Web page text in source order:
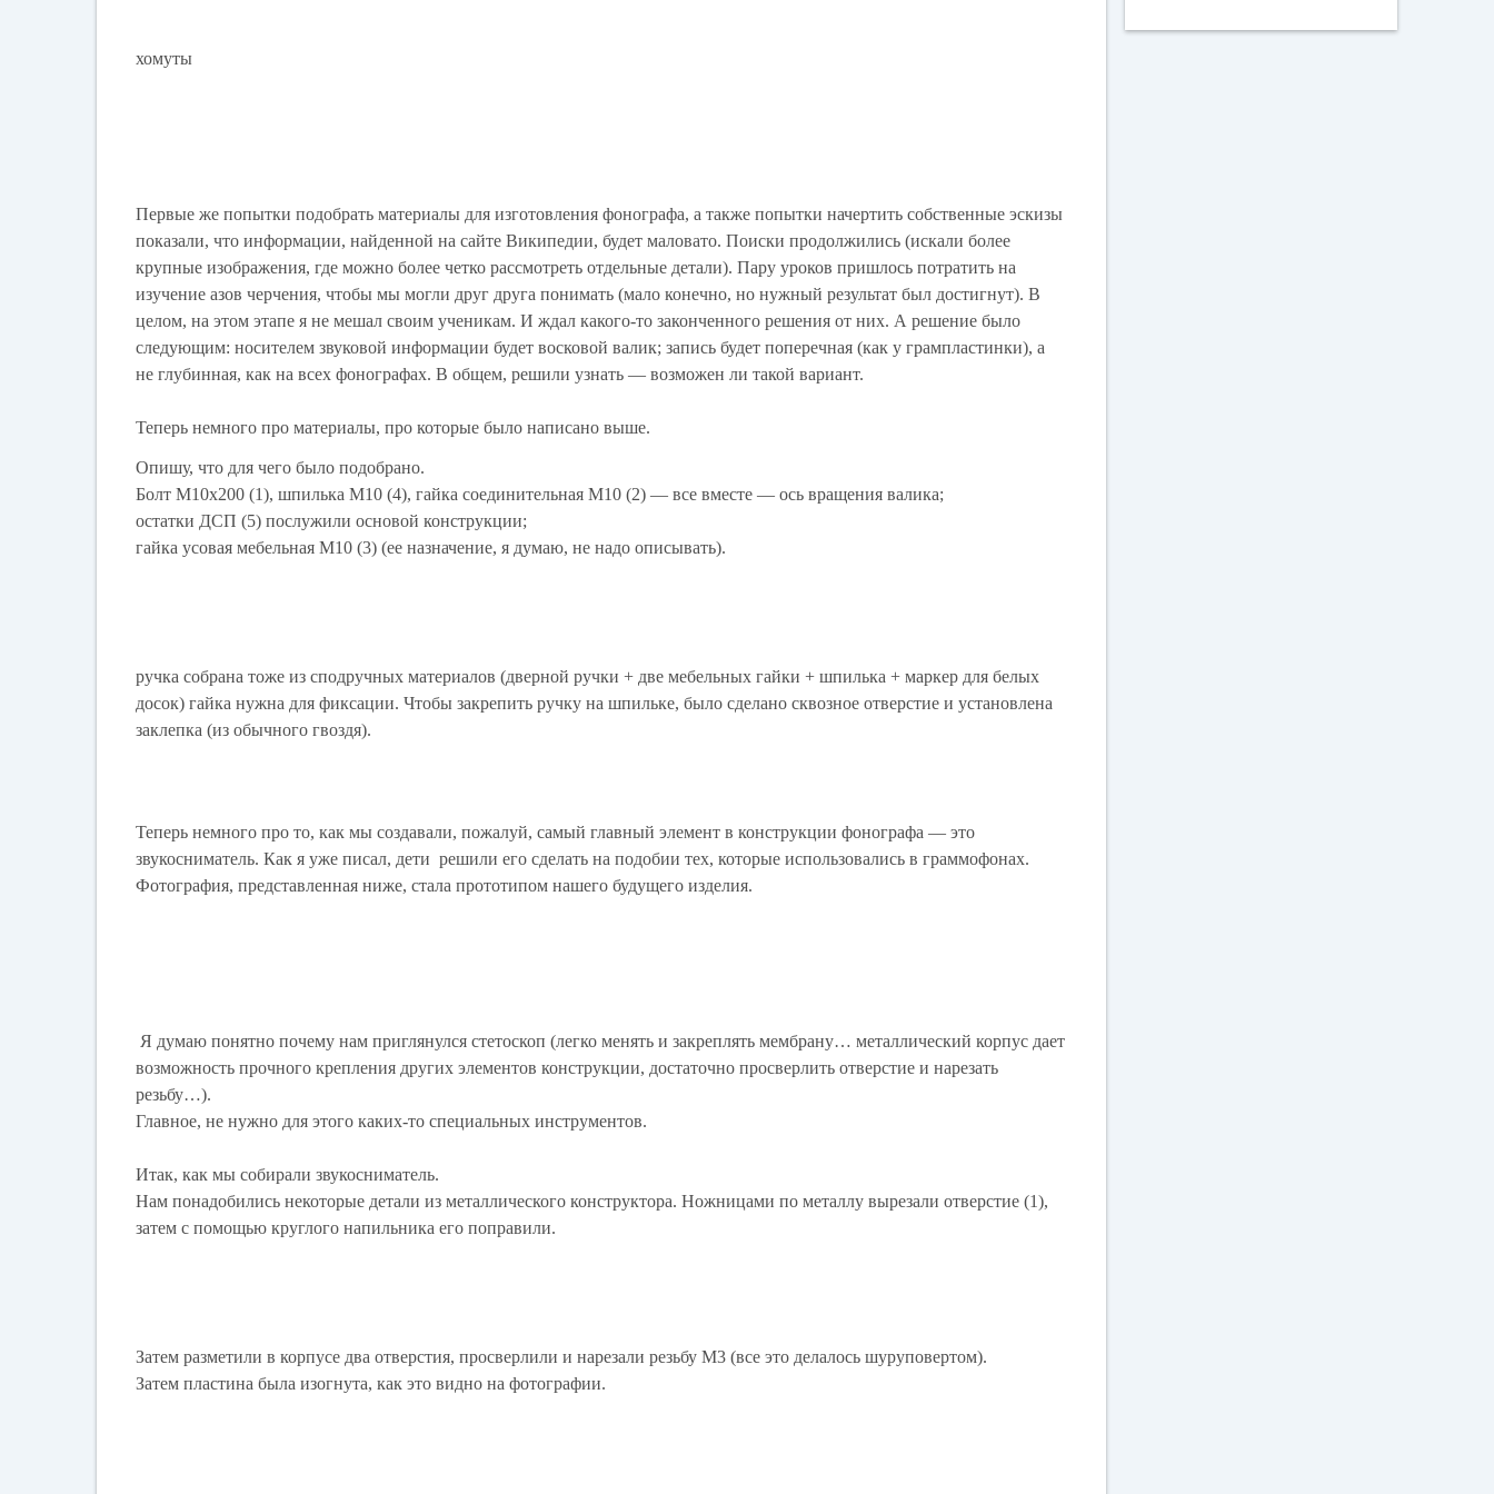
хомуты
Первые же попытки подобрать материалы для изготовления фонографа, а также попытки начертить собственные эскизы
показали, что информации, найденной на сайте Википедии, будет маловато. Поиски продолжились (искали более
крупные изображения, где можно более четко рассмотреть отдельные детали). Пару уроков пришлось потратить на
изучение азов черчения, чтобы мы могли друг друга понимать (мало конечно, но нужный результат был достигнут). В
целом, на этом этапе я не мешал своим ученикам. И ждал какого-то законченного решения от них. А решение было
следующим: носителем звуковой информации будет восковой валик; запись будет поперечная (как у грампластинки), а
не глубинная, как на всех фонографах. В общем, решили узнать — возможен ли такой вариант.
Теперь немного про материалы, про которые было написано выше.
Опишу, что для чего было подобрано.
Болт М10х200 (1), шпилька М10 (4), гайка соединительная М10 (2) — все вместе — ось вращения валика;
остатки ДСП (5) послужили основой конструкции;
гайка усовая мебельная М10 (3) (ее назначение, я думаю, не надо описывать).
ручка собрана тоже из сподручных материалов (дверной ручки + две мебельных гайки + шпилька + маркер для белых
досок) гайка нужна для фиксации. Чтобы закрепить ручку на шпильке, было сделано сквозное отверстие и установлена
заклепка (из обычного гвоздя).
Теперь немного про то, как мы создавали, пожалуй, самый главный элемент в конструкции фонографа — это
звукосниматель. Как я уже писал, дети решили его сделать на подобии тех, которые использовались в граммофонах.
Фотография, представленная ниже, стала прототипом нашего будущего изделия.
Я думаю понятно почему нам приглянулся стетоскоп (легко менять и закреплять мембрану… металлический корпус дает
возможность прочного крепления других элементов конструкции, достаточно просверлить отверстие и нарезать
резьбу…).
Главное, не нужно для этого каких-то специальных инструментов.
Итак, как мы собирали звукосниматель.
Нам понадобились некоторые детали из металлического конструктора. Ножницами по металлу вырезали отверстие (1),
затем с помощью круглого напильника его поправили.
Затем разметили в корпусе два отверстия, просверлили и нарезали резьбу М3 (все это делалось шуруповертом).
Затем пластина была изогнута, как это видно на фотографии.